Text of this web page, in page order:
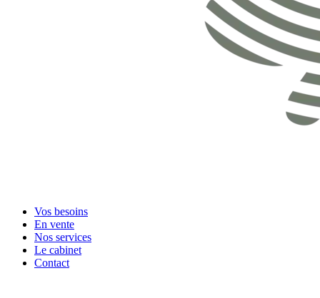
Vos besoins
En vente
Nos services
Le cabinet
Contact